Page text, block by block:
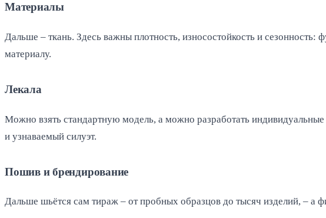
Материалы
Дальше – ткань. Здесь важны плотность, износостойкость и
материалу.
Лекала
Можно взять стандартную модель, а можно разработать
и узнаваемый силуэт.
Пошив и брендирование
Дальше шьётся сам тираж – от пробных образцов до тысяч изделий, – а